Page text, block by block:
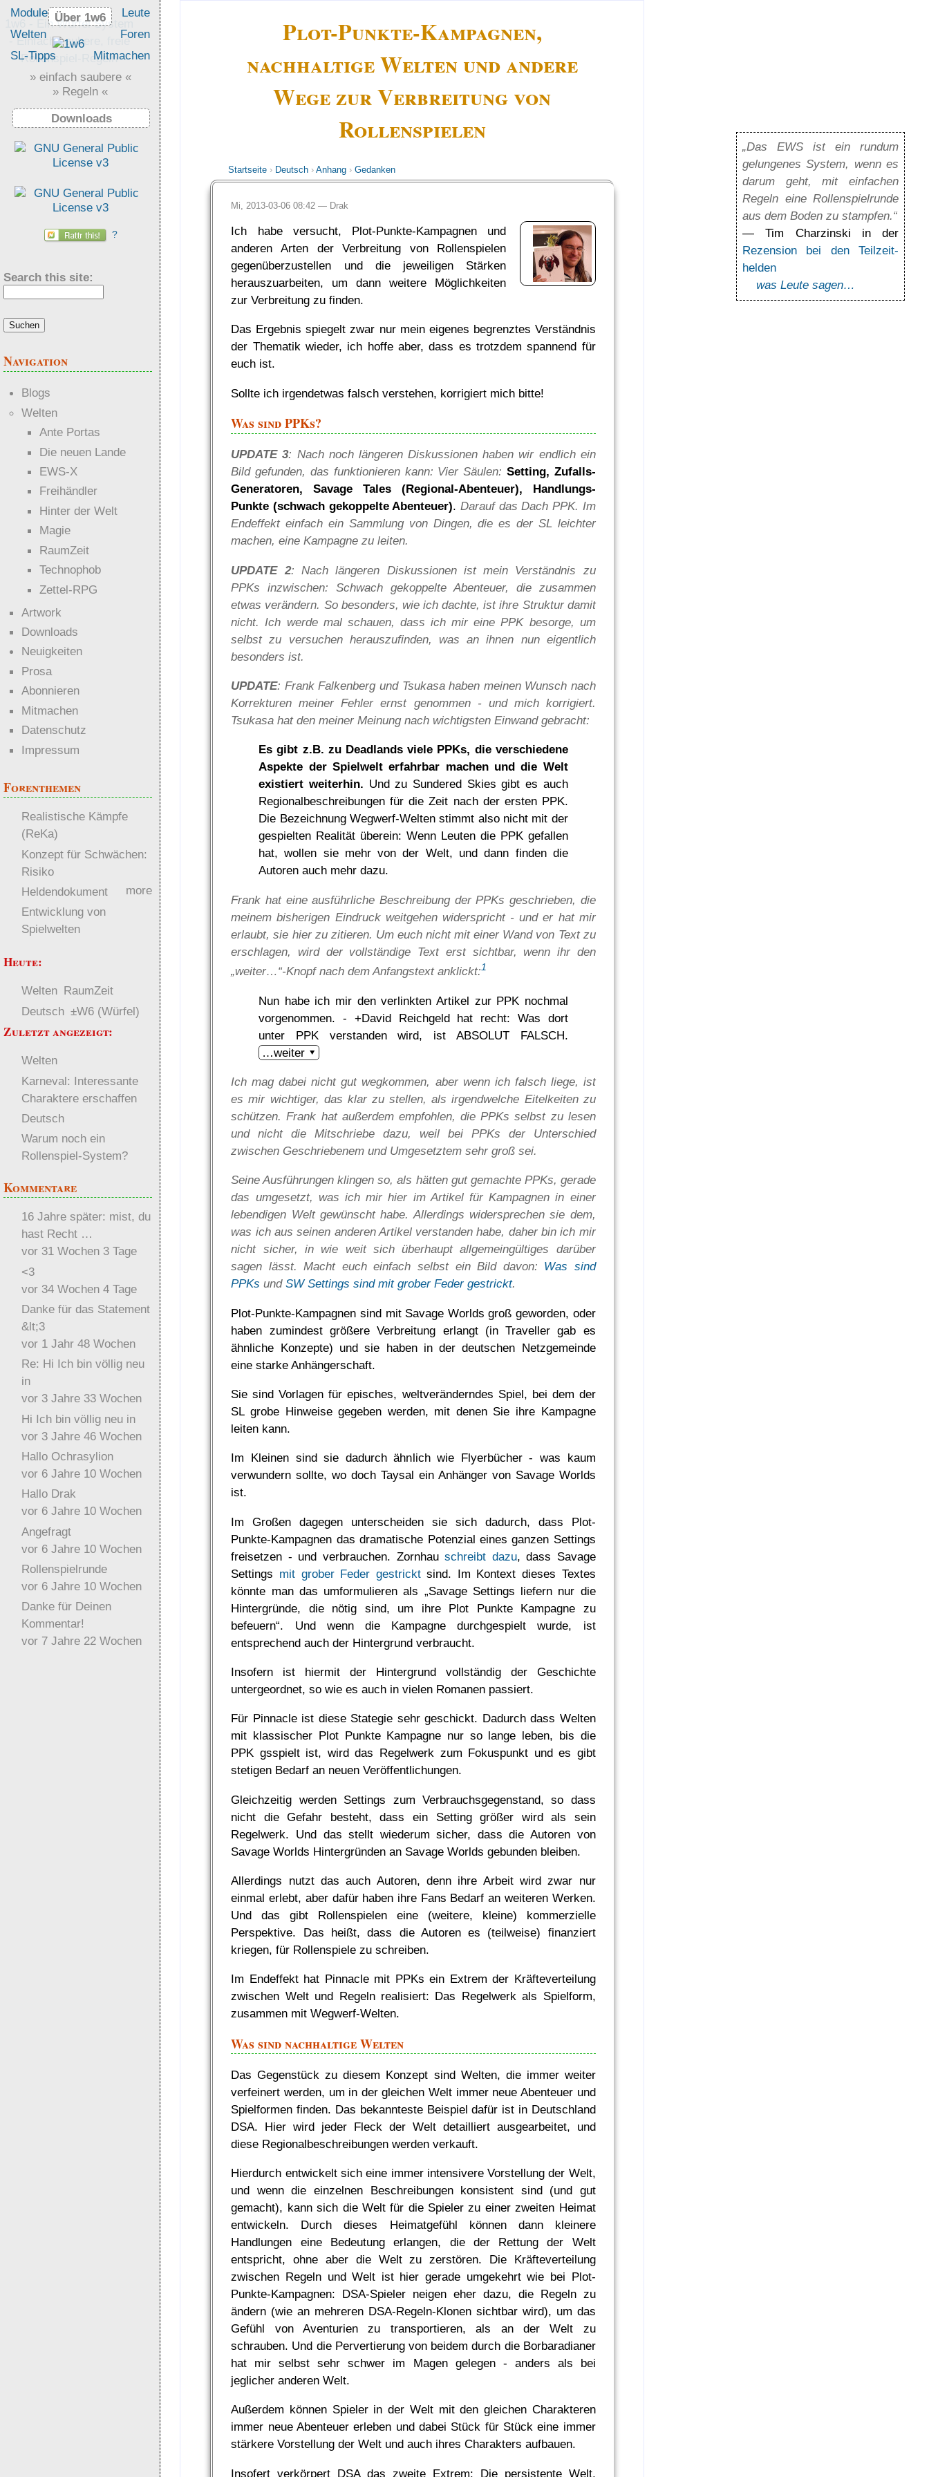
1w6 - Ein Würfel System
- Einfach saubere, freie
Rollenspiel-Regeln
Plot-Punkte-Kampagnen,
nachhaltige Welten und andere
Wege zur Verbreitung von
Rollenspielen
Startseite › Deutsch ›Anhang ›Gedanken
Mi, 2013-03-06 08:42 — Drak
Ich habe versucht, Plot-Punkte-Kampagnen und
anderen Arten der Verbreitung von Rollenspielen
gegenüberzustellen und die jeweiligen Stärken
herauszuarbeiten, um dann weitere Möglich­keiten
zur Verbreitung zu finden.
Das Ergebnis spiegelt zwar nur mein eigenes begrenztes Verständnis
der Thematik wieder, ich hoffe aber, dass es trotzdem spannend für
euch ist.
Sollte ich irgendetwas falsch verstehen, korrigiert mich bitte!
Was sind PPKs?
UPDATE 3: Nach noch längeren Diskussionen haben wir endlich ein
Bild gefunden, das funktionieren kann: Vier Säulen: Setting, Zufalls-
Generatoren, Savage Tales (Regional-Abenteuer), Handlungs-
Punkte (schwach gekoppelte Abenteuer).Darauf das Dach PPK. Im
Endeffekt einfach ein Sammlung von Dingen, die es der SL leichter
machen, eine Kampagne zu leiten.
UPDATE 2: Nach längeren Diskussionen ist mein Verständnis zu
PPKs inzwischen: Schwach gekoppelte Abenteuer, die zusammen
etwas verändern. So besonders, wie ich dachte, ist ihre Struktur damit
nicht. Ich werde mal schauen, dass ich mir eine PPK besorge, um
selbst zu versuchen herauszufinden, was an ihnen nun eigentlich
besonders ist.
UPDATE: Frank Falkenberg und Tsukasa haben meinen Wunsch nach
Korrekturen meiner Fehler ernst genommen - und mich korrigiert.
Tsukasa hat den meiner Meinung nach wichtigsten Einwand gebracht:
Es gibt z.B. zu Deadlands viele PPKs, die verschiedene
Aspekte der Spielwelt erfahrbar machen und die Welt
existiert weiterhin. Und zu Sundered Skies gibt es auch
Regionalbeschreibungen für die Zeit nach der ersten PPK.
Die Bezeichnung Wegwerf-Welten stimmt also nicht mit der
gespielten Realität überein: Wenn Leuten die PPK gefallen
hat, wollen sie mehr von der Welt, und dann finden die
Autoren auch mehr dazu.
Frank hat eine ausführliche Beschreibung der PPKs geschrieben, die
meinem bisherigen Eindruck weitgehen widerspricht - und er hat mir
erlaubt, sie hier zu zitieren. Um euch nicht mit einer Wand von Text zu
erschlagen, wird der vollständige Text erst sichtbar, wenn ihr den
„weiter…“-Knopf nach dem Anfangstext anklickt:1
Nun habe ich mir den verlinkten Artikel zur PPK nochmal
vorgenommen. - +David Reichgeld hat recht: Was dort
unter PPK verstanden wird, ist ABSOLUT FALSCH.
…weiter
Ich mag dabei nicht gut wegkommen, aber wenn ich falsch liege, ist
es mir wichtiger, das klar zu stellen, als irgendwelche Eitelkeiten zu
schützen. Frank hat außerdem empfohlen, die PPKs selbst zu lesen
und nicht die Mitschriebe dazu, weil bei PPKs der Unterschied
zwischen Geschriebenem und Umgesetztem sehr groß sei.
Seine Ausführungen klingen so, als hätten gut gemachte PPKs, gerade
das umgesetzt, was ich mir hier im Artikel für Kampagnen in einer
lebendigen Welt gewünscht habe. Allerdings widersprechen sie dem,
was ich aus seinen anderen Artikel verstanden habe, daher bin ich mir
nicht sicher, in wie weit sich überhaupt allgemeingültiges darüber
sagen lässt. Macht euch einfach selbst ein Bild davon: Was sind
PPKs undSW Settings sind mit grober Feder gestrickt.
Plot-Punkte-Kampagnen sind mit Savage Worlds groß geworden, oder
haben zumindest größere Verbreitung erlangt (in Traveller gab es
ähnliche Konzepte) und sie haben in der deutschen Netzgemeinde
eine starke Anhängerschaft.
Sie sind Vorlagen für episches, weltveränderndes Spiel, bei dem der
SL grobe Hinweise gegeben werden, mit denen Sie ihre Kampagne
leiten kann.
Im Kleinen sind sie dadurch ähnlich wie Flyerbücher - was kaum
verwundern sollte, wo doch Taysal ein Anhänger von Savage Worlds
ist.
Im Großen dagegen unterscheiden sie sich dadurch, dass Plot-
Punkte-Kampagnen das dramatische Potenzial eines ganzen Settings
freisetzen - und verbrauchen. Zornhauschreibt dazu, dass Savage
Settings mit grober Feder gestricktsind. Im Kontext dieses Textes
könnte man das umformulieren als „Savage Settings liefern nur die
Hintergründe, die nötig sind, um ihre Plot Punkte Kampagne zu
befeuern“. Und wenn die Kampagne durchgespielt wurde, ist
entsprechend auch der Hintergrund verbraucht.
Insofern ist hiermit der Hintergrund vollständig der Geschichte
untergeordnet, so wie es auch in vielen Romanen passiert.
Für Pinnacle ist diese Stategie sehr geschickt. Dadurch dass Welten
mit klassischer Plot Punkte Kampagne nur so lange leben, bis die
PPK gsspielt ist, wird das Regelwerk zum Fokuspunkt und es gibt
stetigen Bedarf an neuen Veröffentlichungen.
Gleichzeitig werden Settings zum Verbrauchsgegenstand, so dass
nicht die Gefahr besteht, dass ein Setting größer wird als sein
Regelwerk. Und das stellt wiederum sicher, dass die Autoren von
Savage Worlds Hintergründen an Savage Worlds gebunden bleiben.
Allerdings nutzt das auch Autoren, denn ihre Arbeit wird zwar nur
einmal erlebt, aber dafür haben ihre Fans Bedarf an weiteren Werken.
Und das gibt Rollenspielen eine (weitere, kleine) kommerzielle
Perspektive. Das heißt, dass die Autoren es (teilweise) finanziert
kriegen, für Rollenspiele zu schreiben.
Im Endeffekt hat Pinnacle mit PPKs ein Extrem der Kräfteverteilung
zwischen Welt und Regeln realisiert: Das Regelwerk als Spielform,
zusammen mit Wegwerf-Welten.
Was sind nachhaltige Welten
Das Gegenstück zu diesem Konzept sind Welten, die immer weiter
verfeinert werden, um in der gleichen Welt immer neue Abenteuer und
Spielformen finden. Das bekannteste Beispiel dafür ist in Deutschland
DSA. Hier wird jeder Fleck der Welt detailliert ausgearbeitet, und
diese Regionalbeschreibungen werden verkauft.
Hierdurch entwickelt sich eine immer intensivere Vorstellung der Welt,
und wenn die einzelnen Beschreibungen konsistent sind (und gut
gemacht), kann sich die Welt für die Spieler zu einer zweiten Heimat
entwickeln. Durch dieses Heimatgefühl können dann kleinere
Handlungen eine Bedeutung erlangen, die der Rettung der Welt
entspricht, ohne aber die Welt zu zerstören. Die Kräfteverteilung
zwischen Regeln und Welt ist hier gerade umgekehrt wie bei Plot-
Punkte-Kampagnen: DSA-Spieler neigen eher dazu, die Regeln zu
ändern (wie an mehreren DSA-Regeln-Klonen sichtbar wird), um das
Gefühl von Aventurien zu transportieren, als an der Welt zu
schrauben. Und die Pervertierung von beidem durch die Borbaradianer
hat mir selbst sehr schwer im Magen gelegen - anders als bei
jeglicher anderen Welt.
Außerdem können Spieler in der Welt mit den gleichen Charakteren
immer neue Abenteuer erleben und dabei Stück für Stück eine immer
stärkere Vorstellung der Welt und auch ihres Charakters aufbauen.
Insofert verkörpert DSA das zweite Extrem: Die persistente Welt,
Über 1w6
Module
Leute
Welten
Foren
SL-Tipps
Mitmachen
» einfach saubere «
» Regeln «
Über 1w6
Downloads
?
Search this site:
Navigation
Blogs
Welten
Ante Portas
Die neuen Lande
EWS-X
Freihändler
Hinter der Welt
Magie
RaumZeit
Technophob
Zettel-RPG
Artwork
Downloads
Neuigkeiten
Prosa
Abonnieren
Mitmachen
Datenschutz
Impressum
Forenthemen
Realistische Kämpfe
(ReKa)
Konzept für Schwächen:
Risiko
Heldendokument
Entwicklung von
Spielwelten
more
Heute:
Welten RaumZeit
Deutsch ±W6 (Würfel)
Zuletzt angezeigt:
Welten
Karneval: Interessante
Charaktere erschaffen
Deutsch
Warum noch ein
Rollenspiel-System?
Kommentare
16 Jahre später: mist, du
hast Recht …
vor 31 Wochen 3 Tage
<3
vor 34 Wochen 4 Tage
Danke für das Statement
&lt;3
vor 1 Jahr 48 Wochen
Re: Hi Ich bin völlig neu
in
vor 3 Jahre 33 Wochen
Hi Ich bin völlig neu in
vor 3 Jahre 46 Wochen
Hallo Ochrasylion
vor 6 Jahre 10 Wochen
Hallo Drak
vor 6 Jahre 10 Wochen
Angefragt
vor 6 Jahre 10 Wochen
Rollenspielrunde
vor 6 Jahre 10 Wochen
Danke für Deinen
Kommentar!
vor 7 Jahre 22 Wochen
„Das EWS ist ein rundum
gelun­ge­nes Sys­tem, wenn es
darum geht, mit ein­fa­chen
Regeln eine Rol­len­spiel­runde
aus dem Boden zu stamp­fen.“
— Tim Charzinski in der
Rezension bei den Teil­zeit­
helden
was Leute sagen…